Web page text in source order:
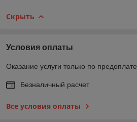
Скрыть
Условия оплаты
Оказание услуги только по предоплате.
Безналичный расчет
Все условия оплаты